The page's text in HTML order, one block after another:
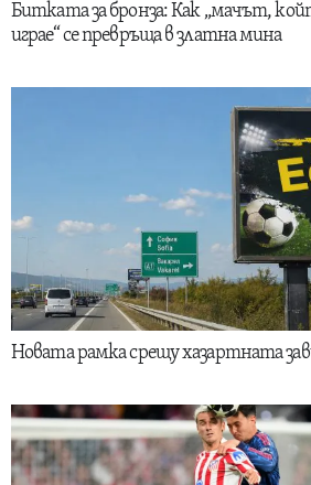
Битката за бронза: Как „мачът,
играе“ се превръща в златна мина
Новата рамка срещу хазартната